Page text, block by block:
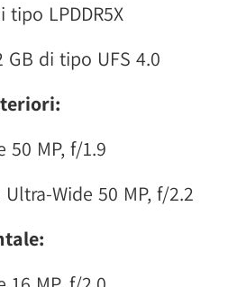
tipo LPDDR5X
GB di tipo UFS 4.0
50 MP, f/1.9
Wide 50 MP, f/2.2